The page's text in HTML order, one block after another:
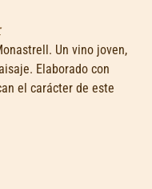
Un vino joven,
Elaborado con
el carácter de este